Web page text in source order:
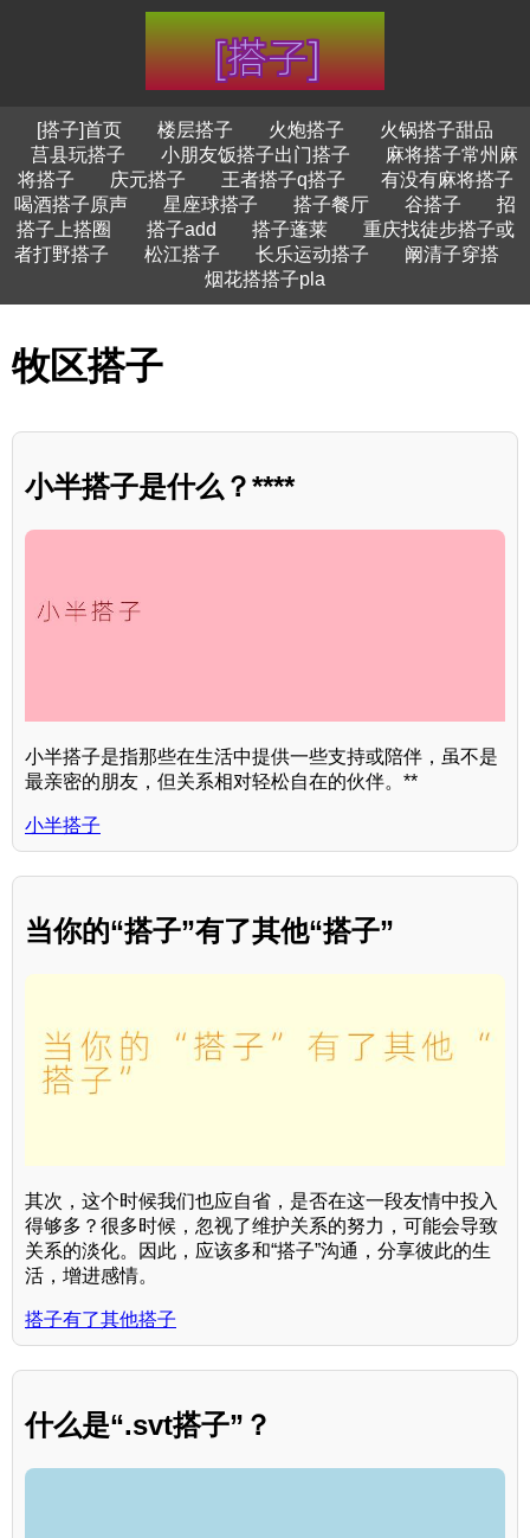
[搭子]首页 楼层搭子 火炮搭子
火锅搭子甜品
莒县玩搭子
小朋友饭搭子出门搭子
麻将搭子常州麻
将搭子
庆元搭子 王者搭子q搭子
有没有麻将搭子
喝酒搭子原声
星座球搭子 搭子餐厅 谷搭子
招
搭子上搭圈
搭子add 搭子蓬莱
重庆找徒步搭子或
者打野搭子
松江搭子 长乐运动搭子
阚清子穿搭
烟花搭搭子pla
牧区搭子
小半搭子是什么？****
小半搭子是指那些在生活中提供一些支持或陪伴，虽不是
最亲密的朋友，但关系相对轻松自在的伙伴。**
小半搭子
当你的“搭子”有了其他“搭子”
其次，这个时候我们也应自省，是否在这一段友情中投入
得够多？很多时候，忽视了维护关系的努力，可能会导致
关系的淡化。因此，应该多和“搭子”沟通，分享彼此的生
活，增进感情。
搭子有了其他搭子
什么是“.svt搭子”？